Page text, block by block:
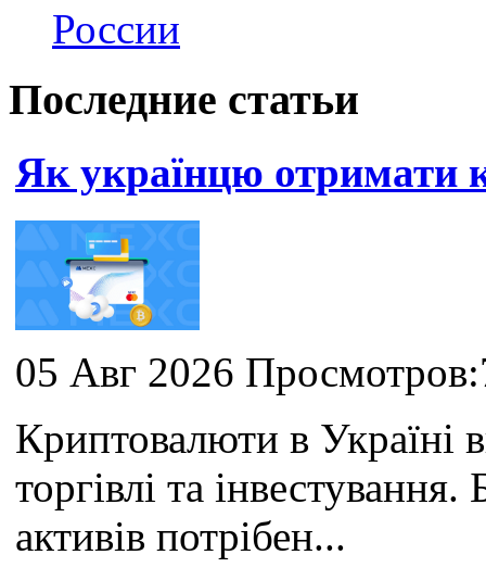
России
Последние статьи
Як українцю отримати
05 Авг 2026
Криптовалюти в Україні
торгівлі та
активів потрібен...